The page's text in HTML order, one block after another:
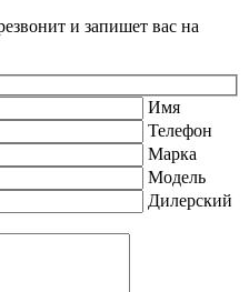
и запишет вас на
Имя
Телефон
Марка
Модель
Дилерский